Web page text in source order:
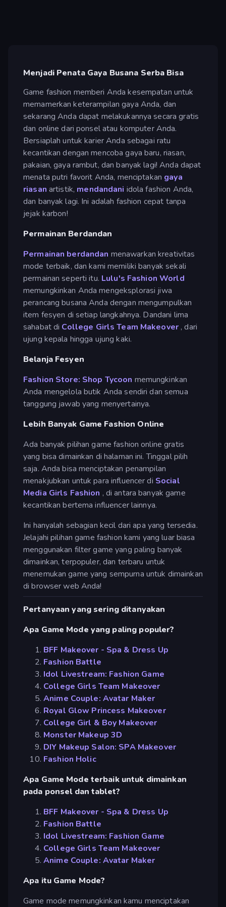
Menjadi Penata Gaya Busana Serba Bisa
Game fashion memberi Anda kesempatan untuk
memamerkan keterampilan gaya Anda, dan
sekarang Anda dapat melakukannya secara gratis
dan online dari ponsel atau komputer Anda.
Bersiaplah untuk karier Anda sebagai ratu
kecantikan dengan mencoba gaya baru, riasan,
pakaian, gaya rambut, dan banyak lagi! Anda dapat
menata putri favorit Anda, menciptakan gaya
riasan artistik, mendandani idola fashion Anda,
dan banyak lagi. Ini adalah fashion cepat tanpa
jejak karbon!
Permainan Berdandan
Permainan berdandan menawarkan kreativitas
mode terbaik, dan kami memiliki banyak sekali
permainan seperti itu. Lulu's Fashion World
memungkinkan Anda mengeksplorasi jiwa
perancang busana Anda dengan mengumpulkan
item fesyen di setiap langkahnya. Dandani lima
sahabat di College Girls Team Makeover , dari
ujung kepala hingga ujung kaki.
Belanja Fesyen
Fashion Store: Shop Tycoon memungkinkan
Anda mengelola butik Anda sendiri dan semua
tanggung jawab yang menyertainya.
Lebih Banyak Game Fashion Online
Ada banyak pilihan game fashion online gratis
yang bisa dimainkan di halaman ini. Tinggal pilih
saja. Anda bisa menciptakan penampilan
menakjubkan untuk para influencer di Social
Media Girls Fashion , di antara banyak game
kecantikan bertema influencer lainnya.
Ini hanyalah sebagian kecil dari apa yang tersedia.
Jelajahi pilihan game fashion kami yang luar biasa
menggunakan filter game yang paling banyak
dimainkan, terpopuler, dan terbaru untuk
menemukan game yang sempurna untuk dimainkan
di browser web Anda!
Pertanyaan yang sering ditanyakan
Apa Game Mode yang paling populer?
BFF Makeover - Spa & Dress Up
Fashion Battle
Idol Livestream: Fashion Game
College Girls Team Makeover
Anime Couple: Avatar Maker
Royal Glow Princess Makeover
College Girl & Boy Makeover
Monster Makeup 3D
DIY Makeup Salon: SPA Makeover
Fashion Holic
Apa Game Mode terbaik untuk dimainkan
pada ponsel dan tablet?
BFF Makeover - Spa & Dress Up
Fashion Battle
Idol Livestream: Fashion Game
College Girls Team Makeover
Anime Couple: Avatar Maker
Apa itu Game Mode?
Game mode memungkinkan kamu menciptakan